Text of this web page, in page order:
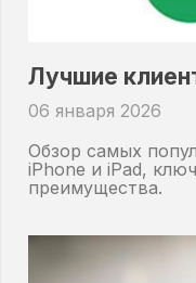
Лучшие
06 января 2026
Обзор самых
iPhone и iPad,
преимущества.